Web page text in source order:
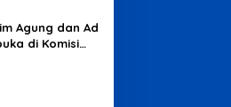
Agung dan Ad
di Komisi